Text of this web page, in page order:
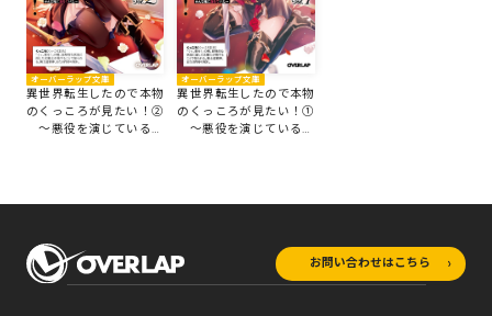
オーバーラップ文庫
異世界転生したので本物
のくっころが見たい！②
～悪役を演じているの
オーバーラップ文庫
異世界転生したので本物
のくっころが見たい！①
～悪役を演じているの
お問い合わせはこちら